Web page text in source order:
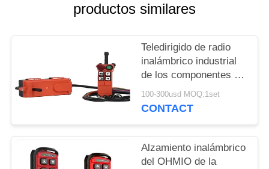
MAPA
SITIO
POLICY
productos similares
Teledirigido de radio
inalámbrico industrial
de los componentes de
la grúa móvil de F21-6s
100-300usd MOQ:1set
CONTACT
Alzamiento inalámbrico
del OHMIO de la